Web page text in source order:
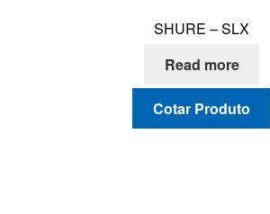
SHURE – SLX
Read more
Cotar Produto